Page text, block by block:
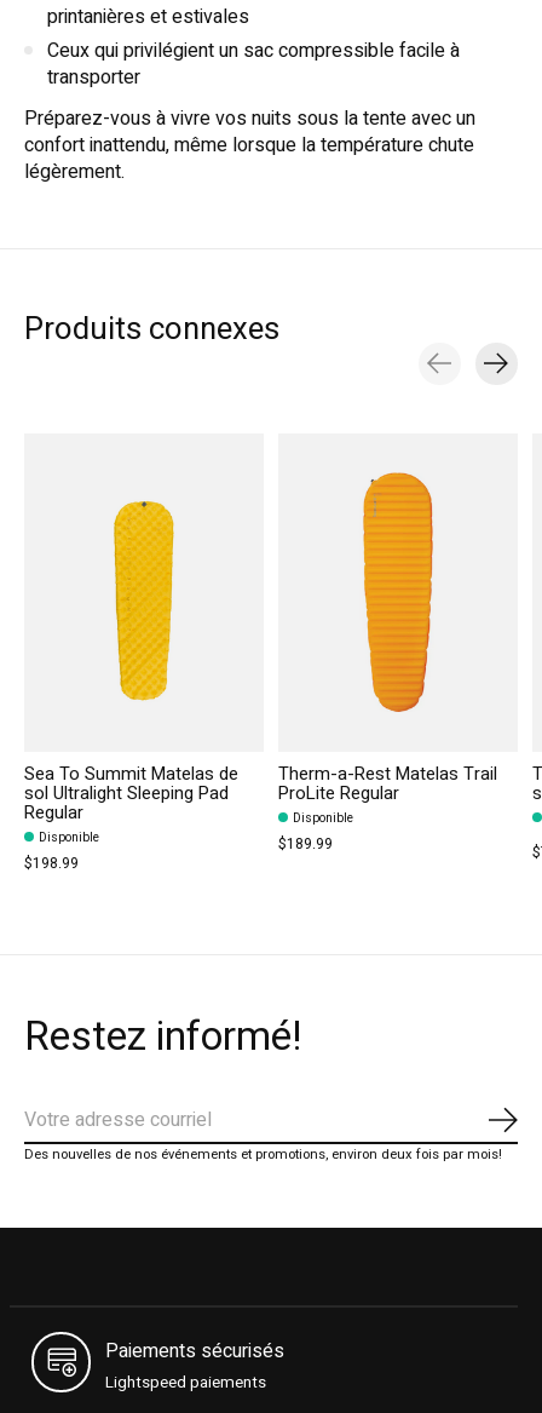
printanières et estivales
Ceux qui privilégient un sac compressible facile à
transporter
Préparez-vous à vivre vos nuits sous la tente avec un
confort inattendu, même lorsque la température chute
légèrement.
Produits connexes
Sea To Summit Matelas de
sol Ultralight Sleeping Pad
Regular
Disponible
$198.99
Therm-a-Rest Matelas Trail
ProLite Regular
Disponible
$189.99
Restez informé!
Des nouvelles de nos événements et promotions, environ deux fois par mois!
Paiements sécurisés
Lightspeed paiements